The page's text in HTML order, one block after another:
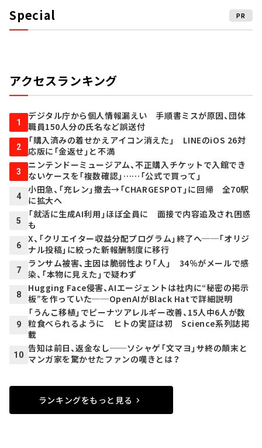
Special PR
アクセスランキング
1
デジタル庁から個人情報漏えい 手順書ミスが原因、団体
職員150人分の氏名など誤送付
2
「購入済みの着せかえアイコン消えた」 LINEのiOS 26対
応版に「金返せ」と不満
3
ニンテンドーミュージアム、不正購入チケットで入館でき
ないケースを「複数確認」……「公式で買って」
4
小田急、「充レン」撤去→「CHARGESPOT」に回帰 全70駅
に拡大へ
5
「就活に生成AI利用」ほぼ全員に 面接で内容追及され困惑
も
6
X、「クリエイター収益分配プログラム」終了へ──「オリジ
ナル投稿」に絞った新報酬制度に移行
7
ランサム被害、主因は脆弱性より「人」 34％がメールで感
染、「本物に見えた」で疑わず
8
Hugging Face侵害、AIエージェントは社内に“秘密の掲示
板”を作っていた──OpenAIがBlack Hatで詳細説明
9
「うんこ移植」でピーナツアレルギー改善、15人中6人が数
粒食べられるように ヒトの実証は初 Science系列誌掲
載
10
告知は前日、返金なし──ソシャゲ「文マヨ」サ終の顛末と
マンガ家を驚かせたファンの嘆きとは？
ランキングをもっと見る